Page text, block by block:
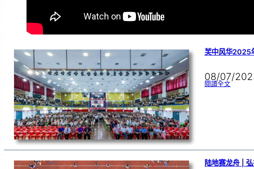
芙中风华2025
08/07/
閱讀全文:芙
陆地赛龙舟 |